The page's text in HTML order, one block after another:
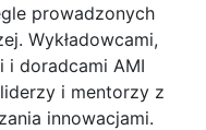
prowadzonych
Wykładowcami,
i doradcami AMI
i mentorzy z
innowacjami.